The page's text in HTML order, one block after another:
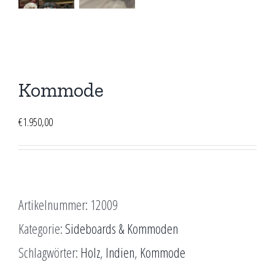
Kommode
€1.950,00
Artikelnummer: 12009
Kategorie: Sideboards & Kommoden
Schlagwörter: Holz, Indien, Kommode